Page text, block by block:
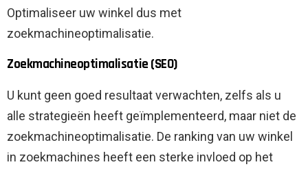
Optimaliseer uw winkel dus met
zoekmachineoptimalisatie.
Zoekmachineoptimalisatie (SEO)
U kunt geen goed resultaat verwachten, zelfs als u
alle strategieën heeft geïmplementeerd, maar niet de
zoekmachineoptimalisatie. De ranking van uw winkel
in zoekmachines heeft een sterke invloed op het